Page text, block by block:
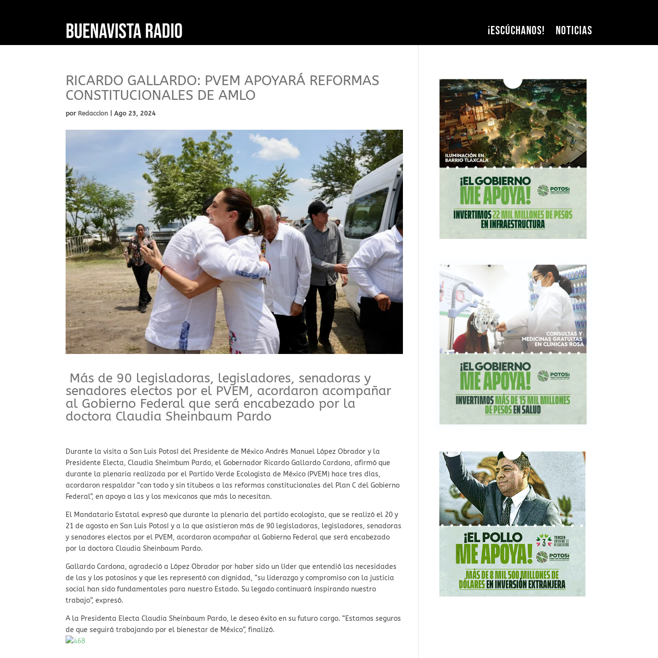
¡Escúchanos! Noticias
RICARDO GALLARDO: PVEM APOYARÁ REFORMAS
CONSTITUCIONALES DE AMLO
por Redaccion |Ago 23, 2024
Más de 90 legisladoras, legisladores, senadoras y
senadores electos por el PVEM, acordaron acompañar
al Gobierno Federal que será encabezado por la
doctora Claudia Sheinbaum Pardo
Durante la visita a San Luis Potosí del Presidente de México Andrés Manuel López Obrador y la
Presidente Electa, Claudia Sheimbum Pardo, el Gobernador Ricardo Gallardo Cardona, afirmó que
durante la plenaria realizada por el Partido Verde Ecologista de México (PVEM) hace tres días,
acordaron respaldar “con todo y sin titubeos a las reformas constitucionales del Plan C del Gobierno
Federal”, en apoyo a las y los mexicanos que más lo necesitan.
El Mandatario Estatal expresó que durante la plenaria del partido ecologista, que se realizó el 20 y
21 de agosto en San Luis Potosí y a la que asistieron más de 90 legisladoras, legisladores, senadoras
y senadores electos por el PVEM, acordaron acompañar al Gobierno Federal que será encabezado
por la doctora Claudia Sheinbaum Pardo.
Gallardo Cardona, agradeció a López Obrador por haber sido un líder que entendió las necesidades
de las y los potosinos y que les representó con dignidad, “su liderazgo y compromiso con la justicia
social han sido fundamentales para nuestro Estado. Su legado continuará inspirando nuestro
trabajo”, expresó.
A la Presidenta Electa Claudia Sheinbaum Pardo, le deseo éxito en su futuro cargo. “Estamos seguros
de que seguirá trabajando por el bienestar de México”, finalizó.